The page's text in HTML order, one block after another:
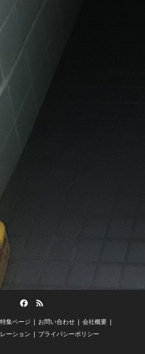
特集ページ お問い合わせ
会社概要
ーション
プライバシーポリシー